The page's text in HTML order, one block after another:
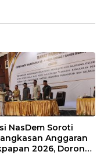
NasDem Soroti
Anggaran
2026, Dorong